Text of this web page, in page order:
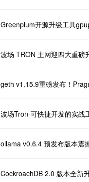
Greenplum开源升级工具
波场 TRON 主网迎四大重磅
geth v1.15.9重磅发布！
波场Tron-可快捷开发的实战
ollama v0.6.4 预发布版本震
CockroachDB 2.0 版本全新